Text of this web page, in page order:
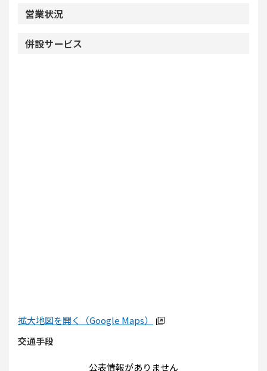
営業状況
併設サービス
拡大地図を開く（Google Maps）
交通手段
公表情報がありません